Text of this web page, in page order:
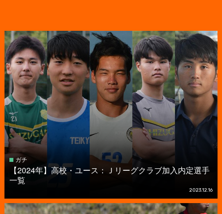
ガチ
【2024年】高校・ユース：Ｊリーグクラブ加入内定選手
一覧
2023.12.16